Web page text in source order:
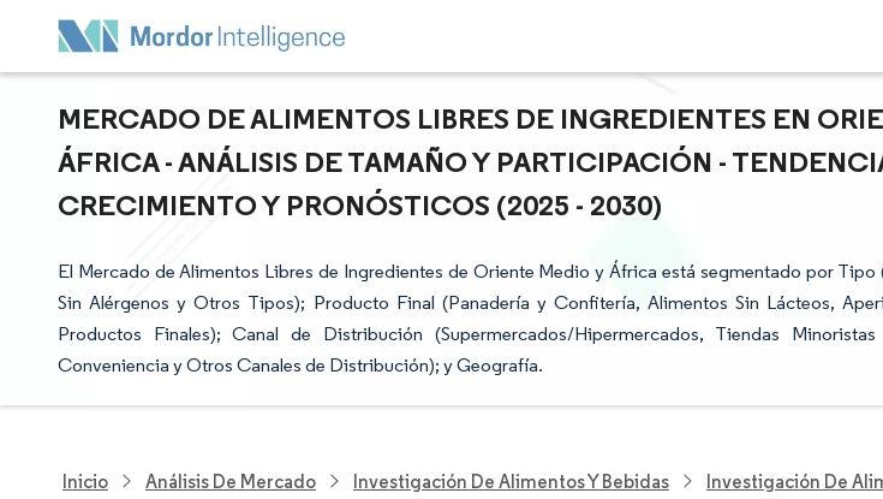
MERCADO DE ALIMENTOS LIBRES DE INGREDIENTES EN
ÁFRICA - ANÁLISIS DE TAMAÑO Y PARTICIPACIÓN -
CRECIMIENTO Y PRONÓSTICOS (2025 - 2030)
El Mercado de Alimentos Libres de Ingredientes de Oriente Medio y África está segmentado por Tipo
Sin Alérgenos y Otros Tipos); Producto Final (Panadería y Confitería, Alimentos Sin Lácteos,
Productos Finales); Canal de Distribución (Supermercados/Hipermercados, Tiendas
Conveniencia y Otros Canales de Distribución); y Geografía.
Inicio Análisis De Mercado Investigación De Alimentos Y Bebidas Investigación De